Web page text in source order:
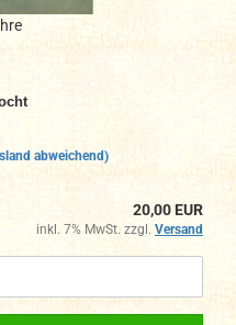
abweichend)
20,00 EUR
inkl. 7% MwSt. zzgl. Versand